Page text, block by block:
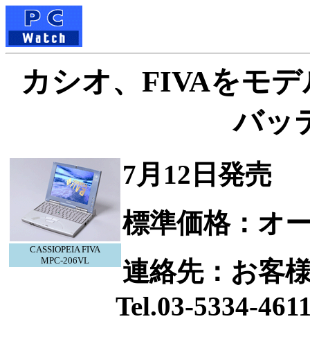
カシオ、FIVAをモ
バッ
CASSIOPEIA FIVA
MPC-206VL
7月12日発売
標準価格：オ
連絡先：お客
Tel.03-5334-